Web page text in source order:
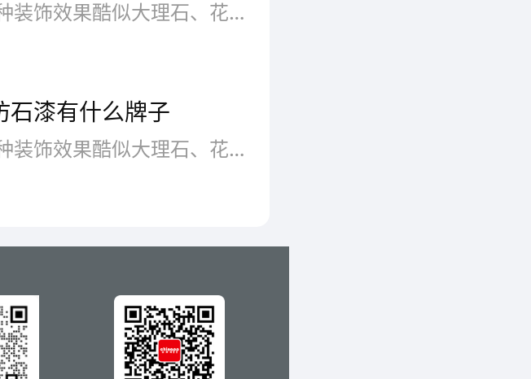
水到漆膜底层。
一遍没干透就喷第
仿石漆是一种装饰效果酷似大理石、花岗石的厚质外墙装饰涂料。主要采用各种颜色的天然石粉配制而成，多用于制造建筑外墙的仿石效果，因此又称液态石。
石漆有什么牌子
仿石漆是一种装饰效果酷似大理石、花岗石的厚质外墙装饰涂料，主要采用各种颜色的天然石粉配制而成，多用于制造建筑外墙的仿石效果。特别是在曲面建筑物上装饰，可以收到生动逼真，回归自然的功效。仿石漆分好坏，大品牌的产品有口皆碑，不论是样式还是品质都得到了市场的检验，那么仿石漆有哪些好牌子呢?品牌网依托大数据技术,综合品牌实力、产品销量、用户口碑、网友投票等近百项指标评选出了仿石漆品牌排行榜，供大家参考选择。